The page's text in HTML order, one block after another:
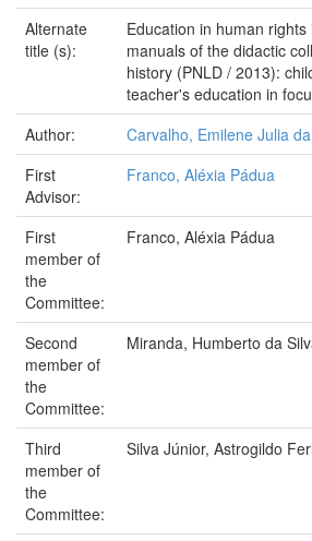
Alternate
title (s):
Education in human
manuals of the didactic
history (PNLD / 2013):
teacher's education in
Author:
Carvalho, Emilene Julia
First
Advisor:
Franco, Aléxia Pádua
First
member of
the
Committee:
Franco, Aléxia Pádua
Second
member of
the
Committee:
Miranda, Humberto da
Third
member of
the
Committee:
Silva Júnior, Astrogildo